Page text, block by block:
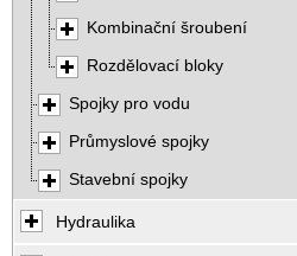
Kombinační šroubení
Rozdělovací bloky
Spojky pro vodu
Průmyslové spojky
Stavební spojky
Hydraulika